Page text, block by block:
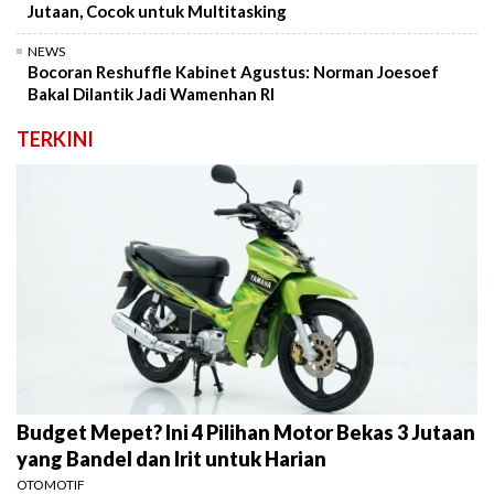
Jutaan, Cocok untuk Multitasking
NEWS
Bocoran Reshuffle Kabinet Agustus: Norman Joesoef
Bakal Dilantik Jadi Wamenhan RI
TERKINI
Budget Mepet? Ini 4 Pilihan Motor Bekas 3 Jutaan
yang Bandel dan Irit untuk Harian
OTOMOTIF